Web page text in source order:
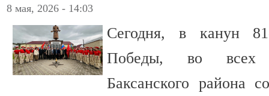
8 мая, 2026 - 14:03
Сегодня, в канун
Победы, во всех
Баксанского района